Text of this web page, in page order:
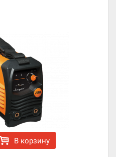
В корзину